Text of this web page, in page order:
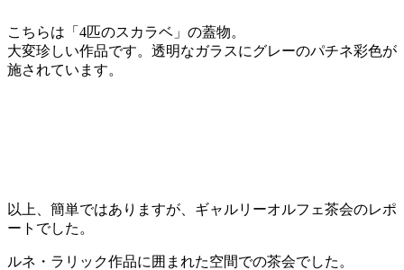
こちらは「4匹のスカラベ」の蓋物。
大変珍しい作品です。透明なガラスにグレーのパチネ彩色が
施されています。
以上、簡単ではありますが、ギャルリーオルフェ茶会のレポ
ートでした。
ルネ・ラリック作品に囲まれた空間での茶会でした。